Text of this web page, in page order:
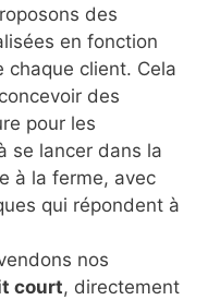
des
en fonction
chaque client. Cela
des
pour les
se lancer dans la
à la ferme, avec
qui répondent à
nos
court, directement